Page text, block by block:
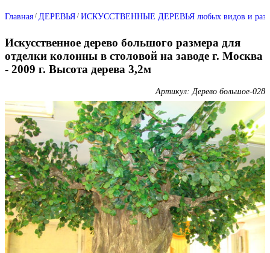
Главная ДЕРЕВЬЯ ИСКУССТВЕННЫЕ ДЕРЕВЬЯ любых видов и
Искусственное дерево большого размера для
отделки колонны в столовой на заводе г. Москва
- 2009 г. Высота дерева 3,2м
Артикул: Дерево большое-028